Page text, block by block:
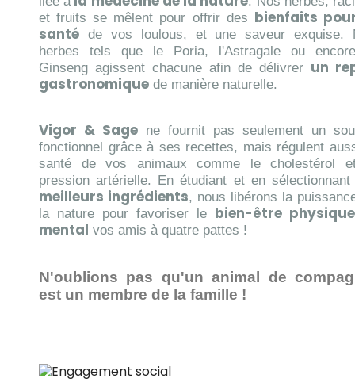
et fruits se mêlent pour offrir des bienfaits
santé de vos loulous, et une saveur exquise.
herbes tels que le Poria, l'Astragale ou
Ginseng agissent chacune afin de délivrer un
gastronomique de manière naturelle.
Vigor & Sage ne fournit pas seulement un
fonctionnel grâce à ses recettes, mais régulent
santé de vos animaux comme le cholestérol
pression artérielle. En étudiant et en
meilleurs ingrédients, nous libérons la
la nature pour favoriser le bien-être
mental vos amis à quatre pattes !
N'oublions pas qu'un animal de
est un membre de la famille !